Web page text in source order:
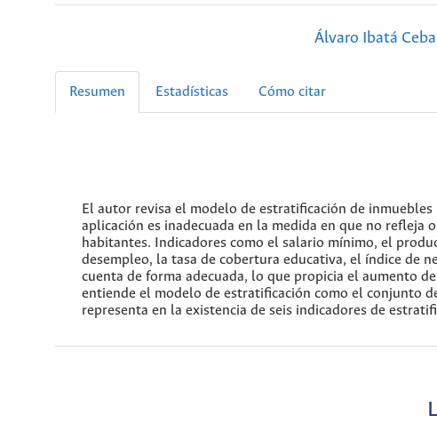
Álvaro Ibatá
Resumen Estadísticas Cómo citar
El autor revisa el modelo de estratificación de
aplicación es inadecuada en la medida en que no refleja
habitantes. Indicadores como el salario mínimo, el
desempleo, la tasa de cobertura educativa, el índice de
cuenta de forma adecuada, lo que propicia el aumento
entiende el modelo de estratificación como el conjunto
representa en la existencia de seis indicadores de